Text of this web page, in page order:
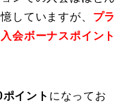
していますが、 プラ
会ボーナスポイント
イント になってお